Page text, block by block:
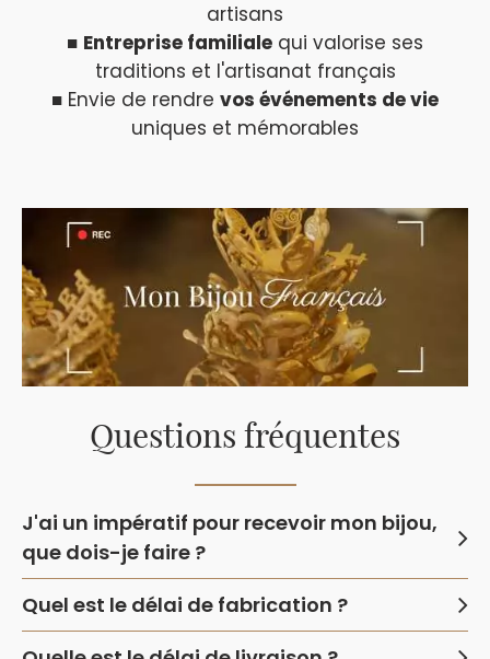
Questions fréquentes
J'ai un impératif pour recevoir mon bijou,
que dois-je faire ?
Quel est le délai de fabrication ?
artisans
■ Entreprise familiale qui valorise ses
traditions et l'artisanat français
■ Envie de rendre vos événements de vie
uniques et mémorables